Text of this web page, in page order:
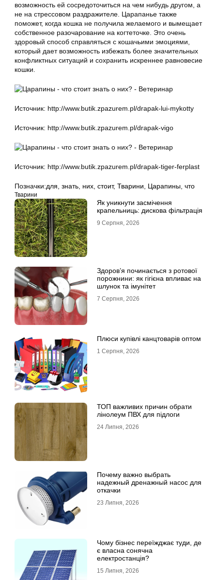
возможность ей сосредоточиться на чем нибудь другом, а
не на стрессовом раздражителе. Царапанье также
поможет, когда кошка не получила желаемого и вымещает
собственное разочарование на когтеточке. Это очень
здоровый способ справляться с кошачьими эмоциями,
который дает возможность избежать более значительных
конфликтных ситуаций и сохранить искреннее равновесие
кошки.
Источник: http://www.butik.zpazurem.pl/drapak-lui-mykotty
Источник: http://www.butik.zpazurem.pl/drapak-vigo
Источник: http://www.butik.zpazurem.pl/drapak-tiger-ferplast
Позначки:для знать них стоит, Тварини Царапины что
Тварини
Як уникнути засмічення
крапельниць: дискова фільтрація
9 Серпня, 2026
Здоров’я починається з ротової
порожнини: як гігієна впливає на
шлунок та імунітет
7 Серпня, 2026
Плюси купівлі канцтоварів оптом
1 Серпня, 2026
ТОП важливих причин обрати
лінолеум ПВХ для підлоги
24 Липня, 2026
Почему важно выбрать
надежный дренажный насос для
откачки
23 Липня, 2026
Чому бізнес переїжджає туди, де
є власна сонячна
електростанція?
15 Липня, 2026